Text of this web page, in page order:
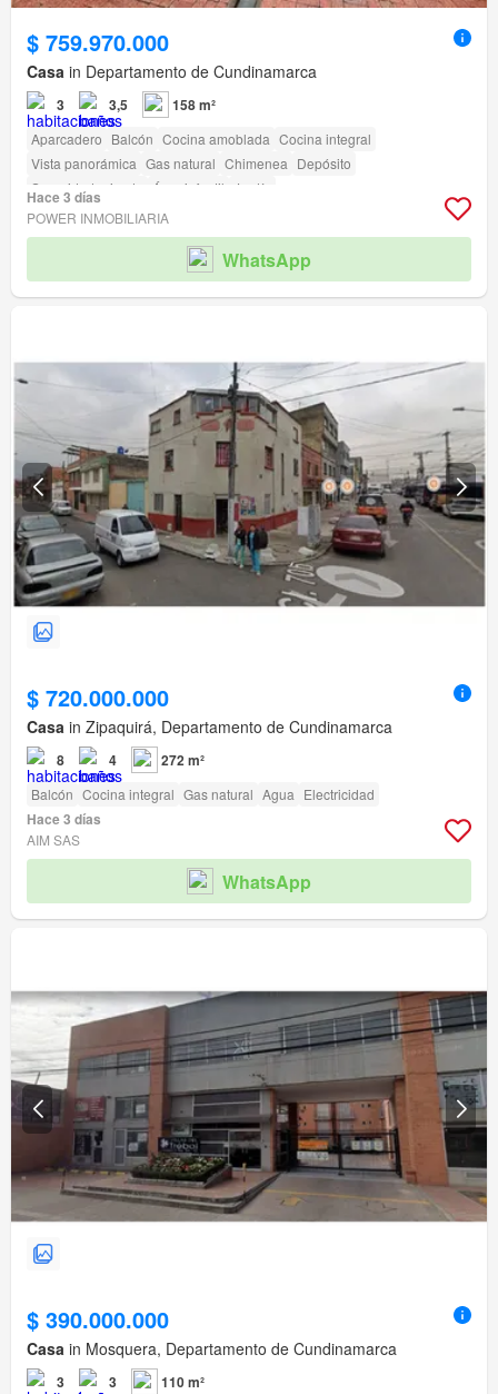
$ 759.970.000
Casa in Departamento de Cundinamarca
3 3,5 158 m²
Aparcadero Balcón Cocina amoblada Cocina integral
Vista panorámica Gas natural Chimenea Depósito
Seguridad privada
Área infantil
Jardín
Acceso para personas con discapacidad
Hace 3 días
POWER INMOBILIARIA
WhatsApp
$ 720.000.000
Casa in Zipaquirá, Departamento de Cundinamarca
8 4 272 m²
Balcón Cocina integral Gas natural Agua Electricidad
Hace 3 días
AIM SAS
WhatsApp
$ 390.000.000
Casa in Mosquera, Departamento de Cundinamarca
3 3 110 m²